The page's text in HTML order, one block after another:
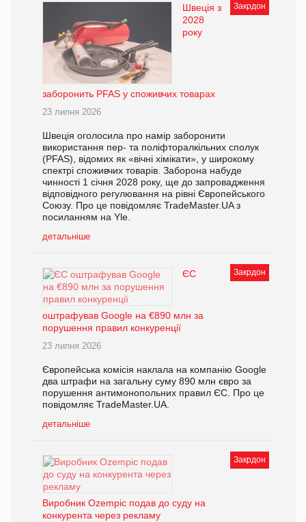
Закрдон
Швеція з
2028
року
заборонить PFAS у споживчих товарах
23 липня 2026
Швеція оголосила про намір заборонити
використання пер- та поліфторалкільних сполук
(PFAS), відомих як «вічні хімікати», у широкому
спектрі споживчих товарів. Заборона набуде
чинності 1 січня 2028 року, ще до запровадження
відповідного регулювання на рівні Європейського
Союзу. Про це повідомляє TradeMaster.UA з
посиланням на Yle.
детальніше
Закрдон
ЄС
оштрафував Google на €890 млн за
порушення правил конкуренції
23 липня 2026
Європейська комісія наклала на компанію Google
два штрафи на загальну суму 890 млн євро за
порушення антимонопольних правил ЄС. Про це
повідомляє TradeMaster.UA.
детальніше
Закрдон
Виробник Ozempic подав до суду на
конкурента через рекламу